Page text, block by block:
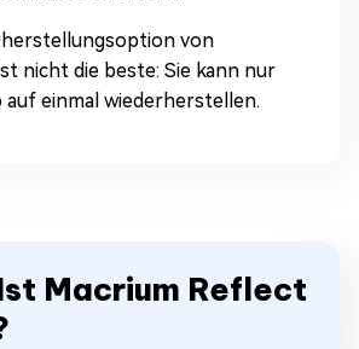
von
nicht die beste: Sie kann nur
auf einmal wiederherstellen.
Macrium Reflect